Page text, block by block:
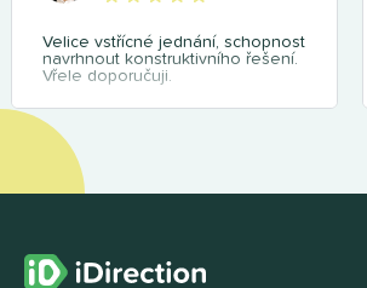
Velice vstřícné jednání, schopnost
navrhnout konstruktivního řešení.
Vřele doporučuji.